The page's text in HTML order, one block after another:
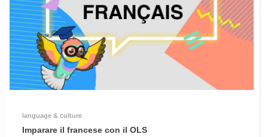
language & culture
Imparare il francese con il OLS